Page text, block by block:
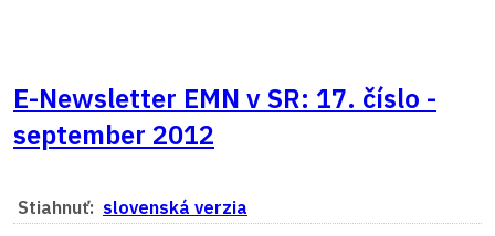
E-Newsletter EMN v SR: 17. číslo -
september 2012
Stiahnuť: slovenská verzia